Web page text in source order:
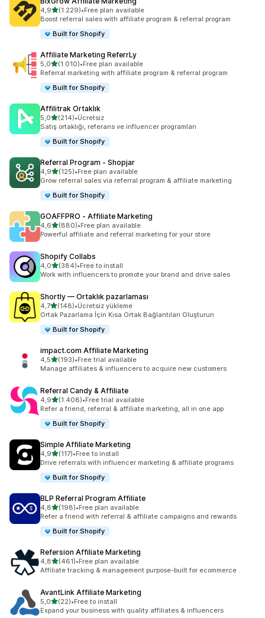
4,95 yıldız üzerinden
(1.229)
toplam 1229 değerlendirme
•Free plan available
Boost referral sales with affiliate program & referral program
Built for Shopify
Affiliate Marketing ReferrLy
5,05 yıldız üzerinden
(1.010)
toplam 1010 değerlendirme
•Free plan available
Referral marketing with affiliate program & referral program
Built for Shopify
Affilitrak Ortaklık
5,05 yıldız üzerinden
(214)
toplam 214 değerlendirme
•Ücretsiz
Satış ortaklığı, referans ve influencer programları
Built for Shopify
Referral Program ‑ Shopjar
4,95 yıldız üzerinden
(125)
toplam 125 değerlendirme
•Free plan available
Grow referral sales via referral program & affiliate marketing
Built for Shopify
GOAFFPRO ‑ Affiliate Marketing
4,65 yıldız üzerinden
(880)
toplam 880 değerlendirme
•Free plan available
Powerful affiliate and referral marketing for your store
Shopify Collabs
4,05 yıldız üzerinden
(384)
toplam 384 değerlendirme
•Free to install
Work with influencers to promote your brand and drive sales
Shortly — Ortaklık pazarlaması
4,75 yıldız üzerinden
(148)
toplam 148 değerlendirme
•Ücretsiz yükleme
Ortak Pazarlama İçin Kısa Ortak Bağlantıları Oluşturun
Built for Shopify
impact.com Affiliate Marketing
4,55 yıldız üzerinden
(193)
toplam 193 değerlendirme
•Free trial available
Manage affiliates & influencers to acquire new customers
Referral Candy & Affiliate
4,95 yıldız üzerinden
(1.408)
toplam 1408 değerlendirme
•Free trial available
Refer a friend, referral & affiliate marketing, all in one app
Built for Shopify
Simple Affiliate Marketing
4,95 yıldız üzerinden
(117)
toplam 117 değerlendirme
•Free to install
Drive referrals with influencer marketing & affiliate programs
Built for Shopify
BLP Referral Program Affiliate
4,85 yıldız üzerinden
(198)
toplam 198 değerlendirme
•Free plan available
Refer a friend with referral & affiliate campaigns and rewards
Built for Shopify
Refersion Affiliate Marketing
4,85 yıldız üzerinden
(461)
toplam 461 değerlendirme
•Free plan available
Affiliate tracking & management purpose-built for ecommerce .
AvantLink Affiliate Marketing
5,05 yıldız üzerinden
(22)
toplam 22 değerlendirme
•Free to install
Expand your business with quality affiliates & influencers